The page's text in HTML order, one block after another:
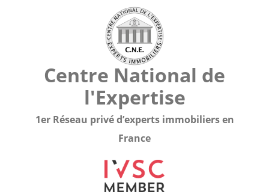
Centre National de
l'Expertise
1er Réseau privé d’experts immobiliers en
France